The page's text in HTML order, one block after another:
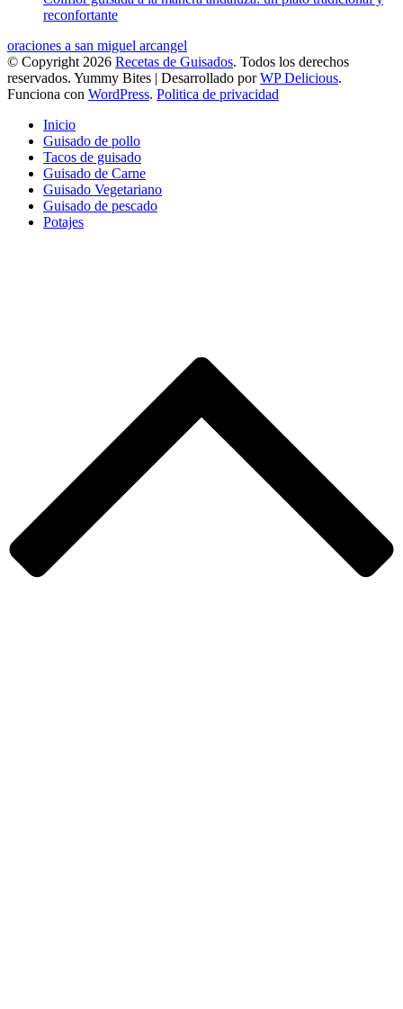
reconfortante
oraciones a san miguel arcangel
© Copyright 2026 Recetas de Guisados. Todos los derechos
reservados. Yummy Bites | Desarrollado porWP Delicious.
Funciona con WordPress. Politica de privacidad
Inicio
Guisado de pollo
Tacos de guisado
Guisado de Carne
Guisado Vegetariano
Guisado de pescado
Potajes